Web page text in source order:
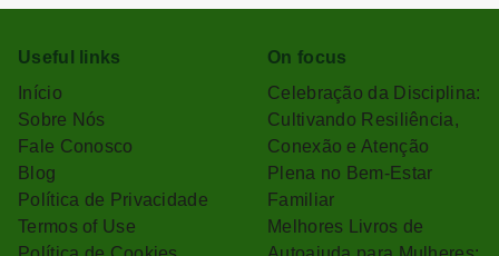
Useful links
Início
Sobre Nós
Fale Conosco
Blog
Política de Privacidade
Termos of Use
On focus
Celebração da Disciplina:
Cultivando Resiliência,
Conexão e Atenção
Plena no Bem-Estar
Familiar
Melhores Livros de